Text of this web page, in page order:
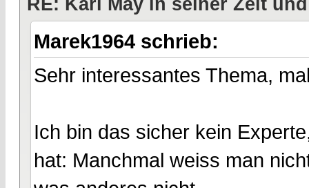
RE: Karl May in seiner Zeit
Marek1964 schrieb:
Sehr interessantes Thema,
Ich bin das sicher kein
hat: Manchmal weiss man